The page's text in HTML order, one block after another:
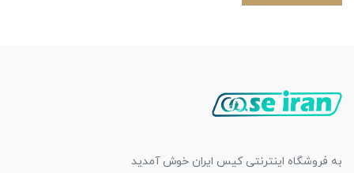
به فروشگاه اینترنتی کیس ایران خوش آمدید